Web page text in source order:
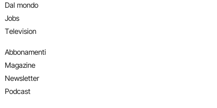
Dal mondo
Jobs
Television
Abbonamenti
Magazine
Newsletter
Podcast